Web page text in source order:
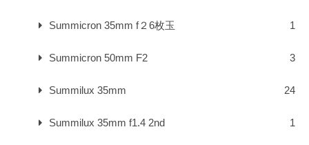
Summicron 35mm f２6枚玉 1
Summicron 50mm F2 3
Summilux 35mm 24
Summilux 35mm f1.4 2nd 1